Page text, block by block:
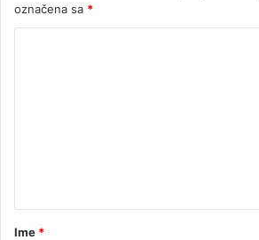
o
j
označena sa *
rIme *